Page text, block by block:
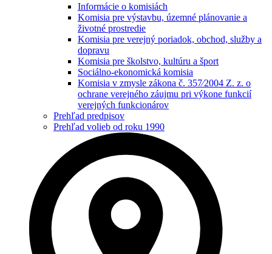
Informácie o komisiách
Komisia pre výstavbu, územné plánovanie a
životné prostredie
Komisia pre verejný poriadok, obchod, služby a
dopravu
Komisia pre školstvo, kultúru a šport
Sociálno-ekonomická komisia
Komisia v zmysle zákona č. 357⁄2004 Z. z. o
ochrane verejného záujmu pri výkone funkcií
verejných funkcionárov
Prehľad predpisov
Prehľad volieb od roku 1990